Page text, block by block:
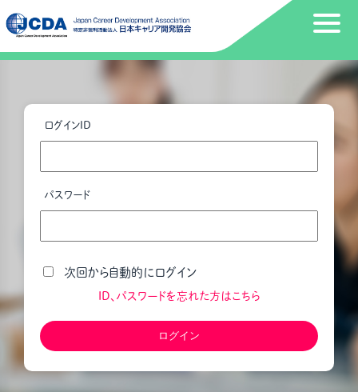
ログインID
パスワード
次回から自動的にログイン
ID、パスワードを忘れた方はこちら